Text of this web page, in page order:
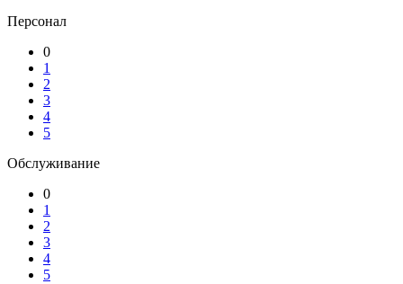
Персонал
0
1
2
3
4
5
Обслуживание
0
1
2
3
4
5